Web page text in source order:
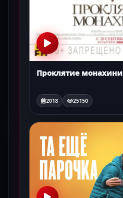
Проклятие монахини
2018 25150